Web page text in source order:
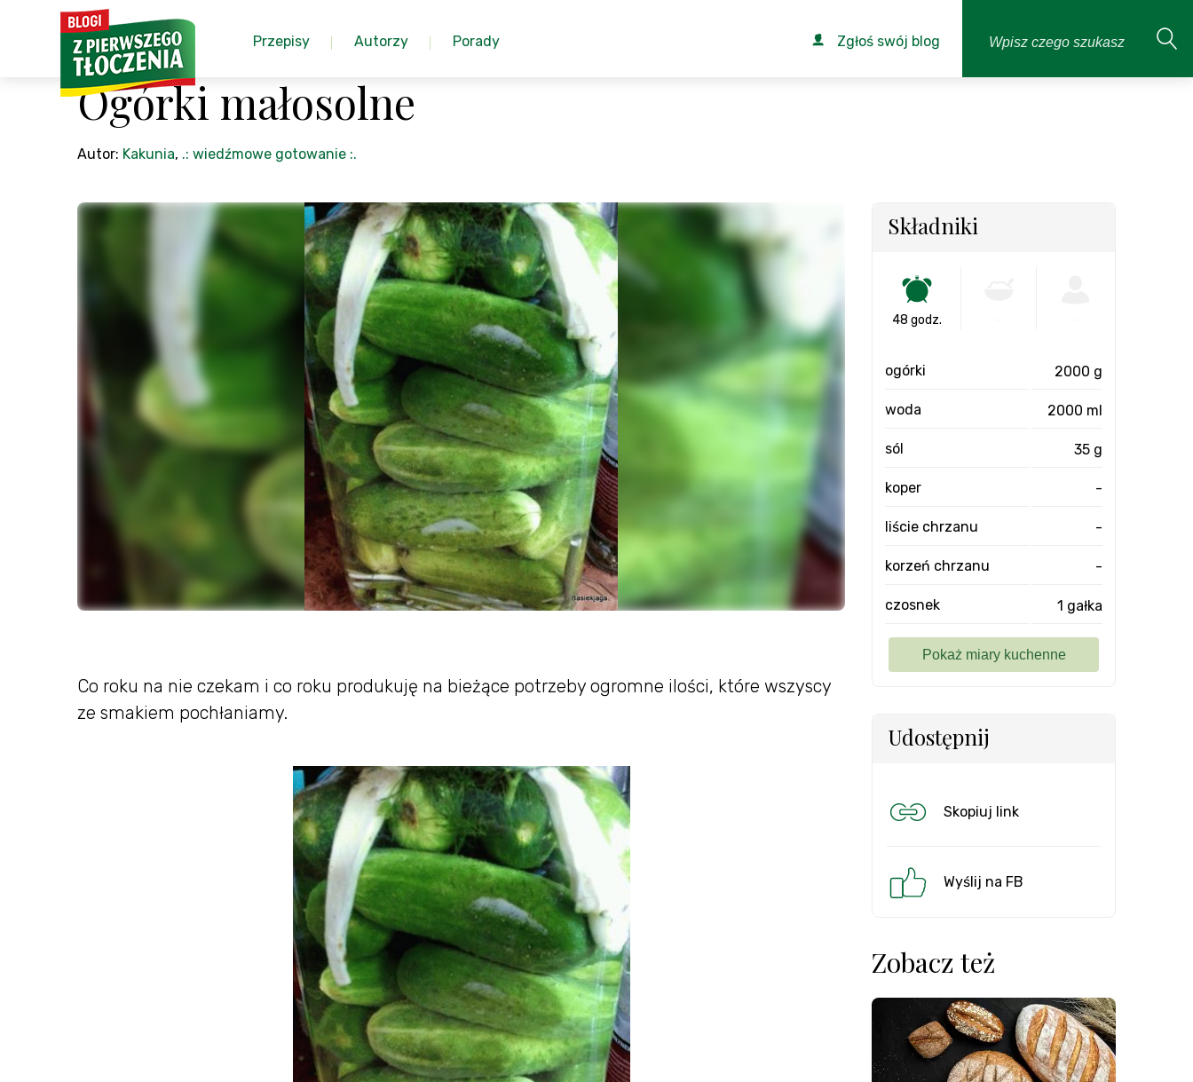
Przepisy Autorzy Porady Zgłoś swój blog
Ogórki małosolne
Autor: Kakunia, .: wiedźmowe gotowanie :.
Co roku na nie czekam i co roku produkuję na bieżące potrzeby ogromne ilości, które wszyscy
ze smakiem pochłaniamy.
Składniki
48 godz.
ogórki 2000 g
woda 2000 ml
sól 35 g
koper -
liście chrzanu -
korzeń chrzanu -
czosnek 1 gałka
Udostępnij
Skopiuj link
Wyślij na FB
Zobacz też